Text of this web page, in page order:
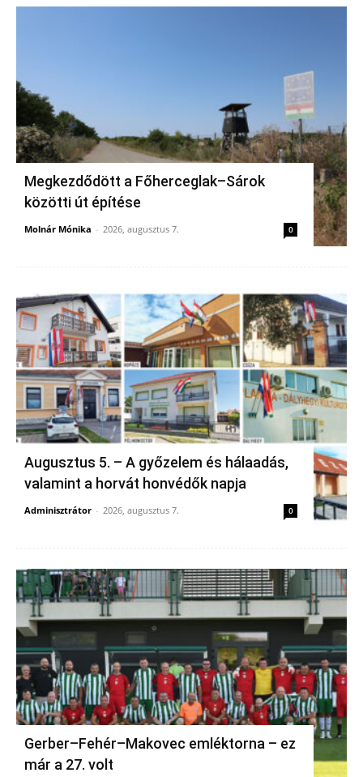
Megkezdődött a Főherceglak–Sárok
közötti út építése
Molnár Mónika - 2026, augusztus 7. 0
Augusztus 5. – A győzelem és hálaadás,
valamint a horvát honvédők napja
Adminisztrátor - 2026, augusztus 7. 0
Gerber–Fehér–Makovec emléktorna – ez
már a 27. volt